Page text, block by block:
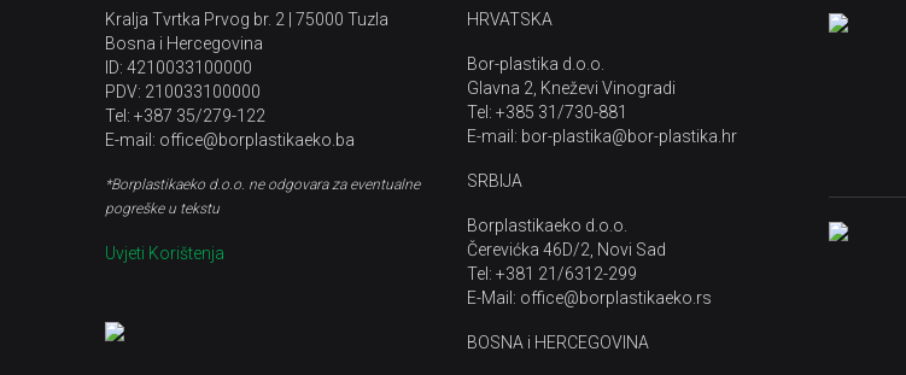
Kralja Tvrtka Prvog br. 2 | 75000 Tuzla
Bosna i Hercegovina
ID: 4210033100000
PDV: 210033100000
Tel: +387 35/279-122
E-mail: office@borplastikaeko.ba
*Borplastikaeko d.o.o. ne odgovara za eventualne
pogreške u tekstu
Uvjeti Korištenja
HRVATSKA
Bor-plastika d.o.o.
Glavna 2, Kneževi Vinogradi
Tel: +385 31/730-881
E-mail: bor-plastika@bor-plastika.hr
SRBIJA
Borplastikaeko d.o.o.
Čerevićka 46D/2, Novi Sad
Tel: +381 21/6312-299
E-Mail: office@borplastikaeko.rs
BOSNA i HERCEGOVINA